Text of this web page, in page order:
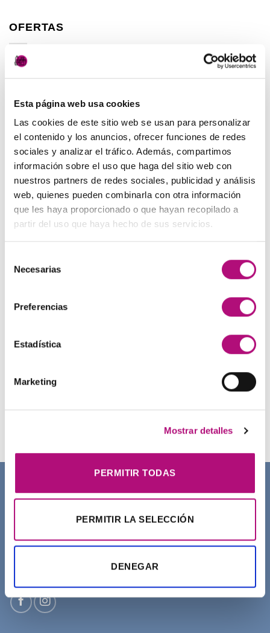
Esta página web usa cookies
Las cookies de este sitio web se usan para personalizar
el contenido y los anuncios, ofrecer funciones de redes
sociales y analizar el tráfico. Además, compartimos
información sobre el uso que haga del sitio web con
nuestros partners de redes sociales, publicidad y análisis
web, quienes pueden combinarla con otra información
que les haya proporcionado o que hayan recopilado a
partir del uso que haya hecho de sus servicios.
Necesarias
Preferencias
Estadística
Marketing
Mostrar detalles
PERMITIR TODAS
PERMITIR LA SELECCIÓN
DENEGAR
OFERTAS
Elisièr Instant Bond Tratamiento
precio
era:
137,00€.
es:
130,00€.
Elisièr Tratamiento Instantaneo 50ml
48,00€ El
precio
original
era:
45,00€El
precio
actual
(IVA incluido)
Paleta de Maquillaje Avon
32,99€ El
precio
original
era:
28,50€El
precio
actual
es:
(IVA incluido)
Maquíllate
11,99€ El
precio
8,50 €El
precio
MEJOR VALORADOS
Pendientes Negro
22,50
Champú Curl Adict Medavita